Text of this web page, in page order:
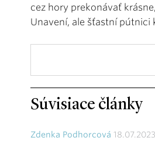
cez hory prekonávať
Unavení, ale šťastní pútnici
Súvisiace články
Zdenka Podhorcová 18.07.2023